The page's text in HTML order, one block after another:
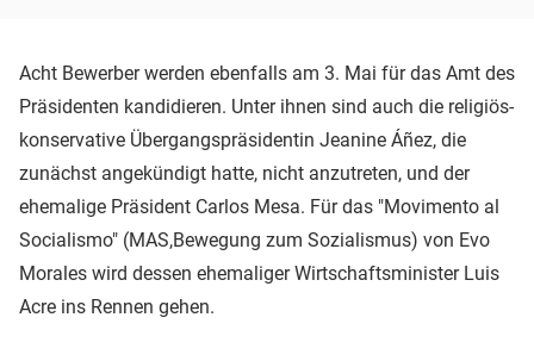
Acht Bewerber werden ebenfalls am 3. Mai für das Amt des
Präsidenten kandidieren. Unter ihnen sind auch die religiös-
konservative Übergangspräsidentin Jeanine Áñez, die
zunächst angekündigt hatte, nicht anzutreten, und der
ehemalige Präsident Carlos Mesa. Für das "Movimento al
Socialismo" (MAS,Bewegung zum Sozialismus) von Evo
Morales wird dessen ehemaliger Wirtschaftsminister Luis
Acre ins Rennen gehen.